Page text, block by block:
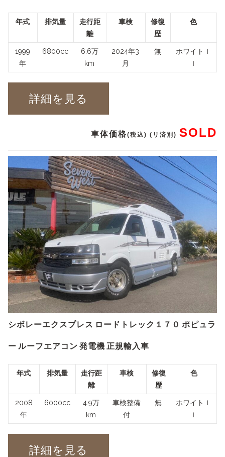
年式 排気量
走行距
離
車検
修復
歴
色
1999
年
6800cc
6.6万
km
2024年3
月
無
ホワイトＩ
Ｉ
詳細を見る
車体価格(税込) (リ済別)SOLD
シボレーエクスプレス ロードトレック１７０ ポピュラ
ー ルーフエアコン 発電機 正規輸入車
年式 排気量
走行距
離
車検
修復
歴
色
2008
年
6000cc
4.9万
km
車検整備
付
無
ホワイトＩ
Ｉ
詳細を見る